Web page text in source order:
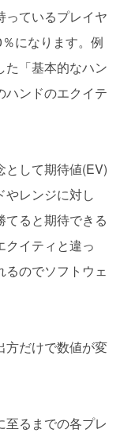
っているプレイヤ
になります。例
た「基本的なハン
ハンドのエクイテ
として期待値(EV)
やレンジに対し
てると期待できる
クイティと違っ
るのでソフトウェ
方だけで数値が変
至るまでの各プレ